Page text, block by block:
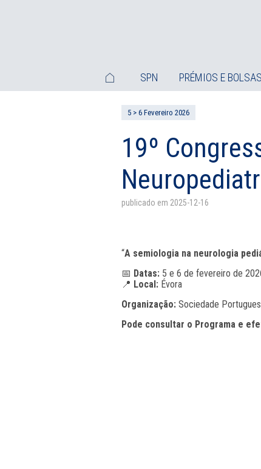
SPN PRÉMIOS E BOLSAS
5 > 6 Fevereiro 2026
19º
publicado em 2025-12-16
“A semiologia na neurologia
📅 Datas: 5 e 6 de fevereiro de
📍 Local: Évora
Organização: Sociedade
Pode consultar o Programa e